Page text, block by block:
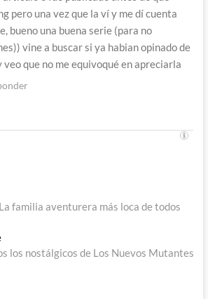
pero una vez que la ví y me dí cuenta
bueno una buena serie (para no
vine a buscar si ya habian opinado de
que no me equivoqué en apreciarla
familia aventurera más loca de todos
Entrada
siguiente:
los nostálgicos de Los Nuevos Mutantes